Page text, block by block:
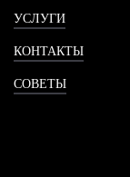
УСЛУГИ
КОНТАКТЫ
СОВЕТЫ